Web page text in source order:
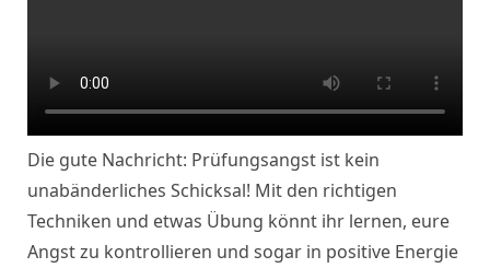
Die gute Nachricht: Prüfungsangst ist kein
unabänderliches Schicksal! Mit den richtigen
Techniken und etwas Übung könnt ihr lernen, eure
Angst zu kontrollieren und sogar in positive Energie